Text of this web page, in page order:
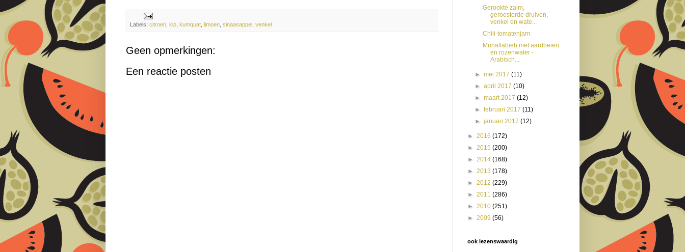
Labels: citroen kip kumquat limoen sinaasappel venkel
Geen opmerkingen:
Een reactie posten
Gerookte zalm,
geroosterde druiven,
venkel en wate...
Chili-tomatenjam
Muhallabieh met aardbeien
en rozenwater -
Arabisch...
►mei 2017(11)
►april 2017(10)
►maart 2017(12)
►februari 2017(11)
►januari 2017(12)
► 2016 (172)
► 2015 (200)
► 2014 (168)
► 2013 (178)
► 2012 (229)
► 2011 (286)
► 2010 (251)
► 2009 (56)
ook lezenswaardig